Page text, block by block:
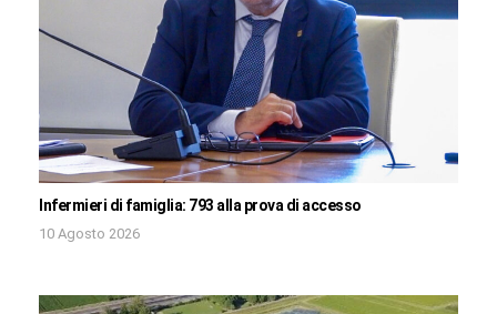
Infermieri di famiglia: 793 alla prova di accesso
10 Agosto 2026